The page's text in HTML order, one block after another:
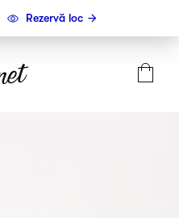
Rezervă loc